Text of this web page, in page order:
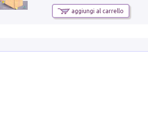
aggiungi al carrello